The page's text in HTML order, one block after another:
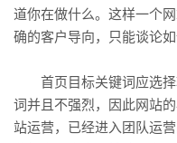
道你在做什么。这样一个
确的客户导向，只能谈论
首页目标关键词应选择
词并且不强烈，因此网站
站运营，已经进入团队运